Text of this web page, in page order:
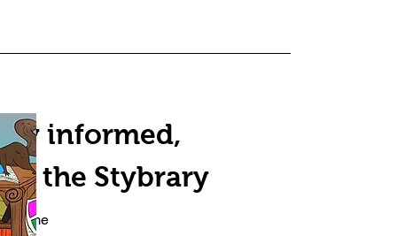
informed,
the Stybrary
name